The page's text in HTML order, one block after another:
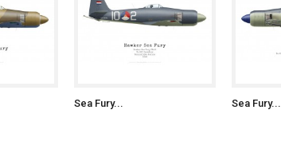
Sea Fury... Sea Fury...